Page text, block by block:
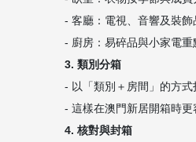
- 客廳：電視、音響及裝飾
- 廚房：易碎品與小家電重
3. 類別分箱
- 以「類別＋房間」的方式
- 這樣在澳門新居開箱時更
4. 核對與封箱